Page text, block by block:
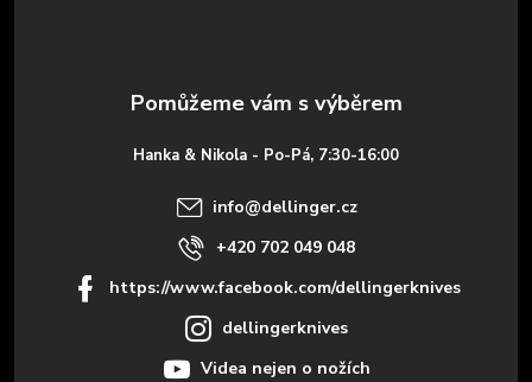
Hanka & Nikola - Po-Pá, 7:30-16:00
info@dellinger.cz
+420 702 049 048
https://www.facebook.com/dellingerknives
dellingerknives
Videa nejen o nožích